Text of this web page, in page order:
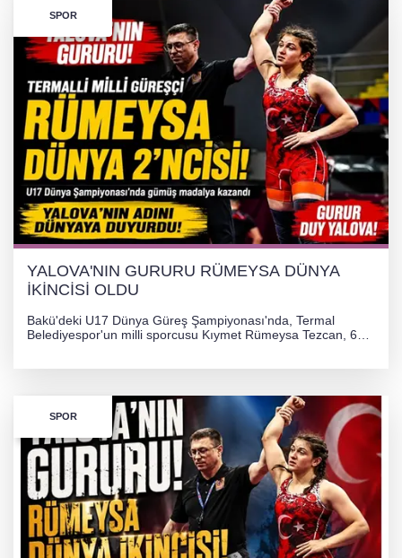
Görüntüler yapay zekamı ?
Otomobil Hurdaya Döndü
Yalova'da Ebubekir İçin Umut Seferberliği
SPOR
YALOVA'NIN GURURU RÜMEYSA DÜNYA
İKİNCİSİ OLDU
Bakü'deki U17 Dünya Güreş Şampiyonası'nda, Termal
Belediyespor'un milli sporcusu Kıymet Rümeysa Tezcan, 69
SPOR